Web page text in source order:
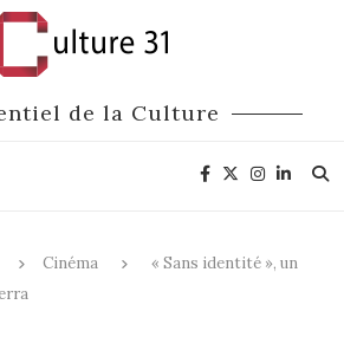
de la Culture
Cinéma
« Sans identité », un